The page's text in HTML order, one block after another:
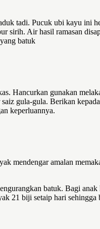
tadi. Pucuk ubi kayu ini
sirih. Air hasil ramasan
batuk
Hancurkan gunakan
saiz gula-gula. Berikan
keperluannya.
mendengar amalan
batuk. Bagi anak
21 biji setaip hari sehingga